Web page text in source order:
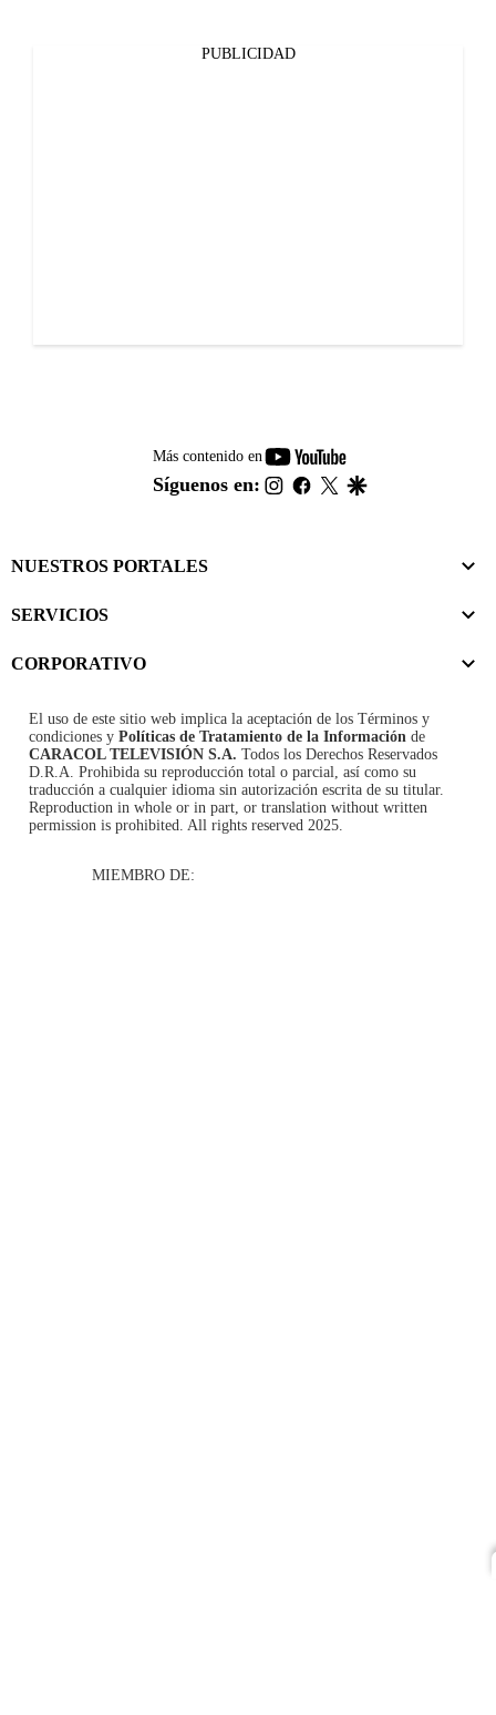
PUBLICIDAD
Más contenido en
youtube-
footer
Síguenos en: instagram
facebook
twitter
NUESTROS PORTALES
SERVICIOS
CORPORATIVO
El uso de este sitio web implica la aceptación de los Términos y
condiciones y Políticas de Tratamiento de la Información de
CARACOL TELEVISIÓN S.A. Todos los Derechos Reservados
D.R.A. Prohibida su reproducción total o parcial, así como su
traducción a cualquier idioma sin autorización escrita de su titular.
Reproduction in whole or in part, or translation without written
permission is prohibited. All rights reserved 2025.
MIEMBRO DE: